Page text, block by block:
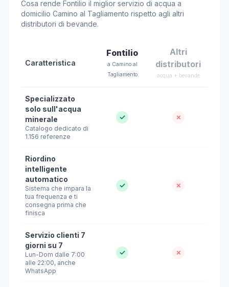
Cosa rende Fontilio il miglior servizio di acqua a
domicilio Camino al Tagliamento rispetto agli altri
distributori di bevande.
Caratteristica
Fontilio
a Camino al
Tagliamento
Altri
distributori
acqua + bevande
Specializzato
solo sull'acqua
minerale
Catalogo dedicato di
1.156 referenze
✓ ✗
Riordino
intelligente
automatico
Sistema che impara la
tua frequenza e ti
consegna prima che
finisca
✓ ✗
Servizio clienti 7
giorni su 7
Lun-Dom dalle 7:00
alle 22:00, anche
WhatsApp
✓ ✗